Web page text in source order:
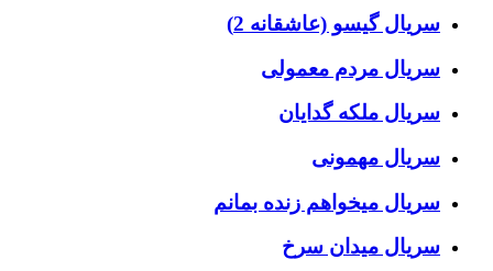
سریال گیسو (عاشقانه 2)
سریال مردم معمولی
سریال ملکه گدایان
سریال مهمونی
سریال میخواهم زنده بمانم
سریال میدان سرخ